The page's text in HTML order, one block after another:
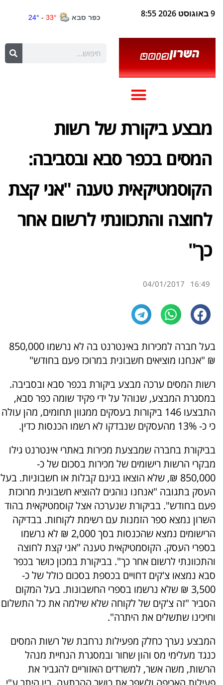
9 באוגוסט 2026 8:55
מבצע ביקורת של רשות
המסים בכפר סבא ובסביבה:
הקוסמטיקאית טענה "אני קצת
לחוצה והתכוונתי לרשום אחר
כך"
16:49
04/01/2017
בעל חברה למכירות באינטרנט בה לא נרשמו 850,000
₪ "אנחנו מוציאים חשבונית במרוכז פעם בחודש"
רשות המסים ערכה מבצע ביקורת בכפר סבא ובסביבה.
במסגרת המבצע, שנוהל על ידי פקיד שומה כפר סבא,
התבצעו 146 ביקורות בעסקים ממגוון תחומים, מהן עולה
כי כ- 13% מהעסקים שנבדקו לא רשמו הכנסות כדין.
בביקורת בחברה שמבצעת מכירות באתרי אינטרנט גילו
מבקרי הרשות רישומים של מכירות בסכום של כ-
850,000 ₪, שלא הוצאו בגינם קבלות או חשבוניות. בעל
העסק בתגובה "אנחנו נוהגים להוציא חשבונית מרוכזת
פעם בחודש". בביקורת שנערכה אצל קוסמטיקאית בהוד
השרון נמצא ספר הזמנות עם רשימת לקוחות. בבדיקה
הרישומים נמצא שהכנסות בסך 2,000 ₪ לא נרשמו
בספרי העסק. הקוסמטיקאית טענה "אני קצת לחוצה
והתכוונתי לרשום אחר כך". בביקורת במכון כושר בכפר
סבא נמצאו צ'קים דחויים בכספת בסכום כולל של כ-
3,500 ₪ שלא נרשמו בספרי החשבונות. בעל המקום
הסביר "זה צ'קים של לקוחה שלא שילמה את כל התשלום
וחיכינו שתשלים את היתרה".
המבצע נערך כחלק מפעילות נרחבת של רשות המסים
כנגד מעלימי מס והון שחור ובמסגרת הנחיית מנהל
הרשות, משה אשר, למשרדים האזוריים להגביר את